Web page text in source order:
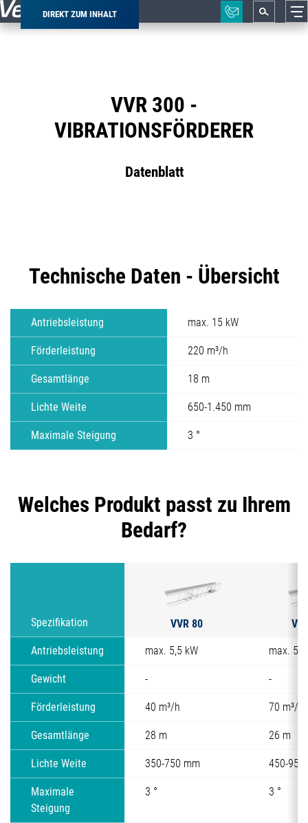
DIREKT ZUM INHALT
Pfadnavigation
VVR 300 -
VIBRATIONSFÖRDERER
Datenblatt
Technische Daten - Übersicht
Antriebsleistung max. 15 kW
Förderleistung 220 m³/h
Gesamtlänge 18 m
Lichte Weite 650-1.450 mm
Maximale Steigung 3 °
Welches Produkt passt zu Ihrem
Bedarf?
Spezifikation VVR 80
Antriebsleistung max. 5,5 kW max. 5,5
Gewicht - -
Förderleistung 40 m³/h 70 m³/h
Gesamtlänge 28 m 26 m
Lichte Weite 350-750 mm 450-950
Maximale
Steigung
3 ° 3 °